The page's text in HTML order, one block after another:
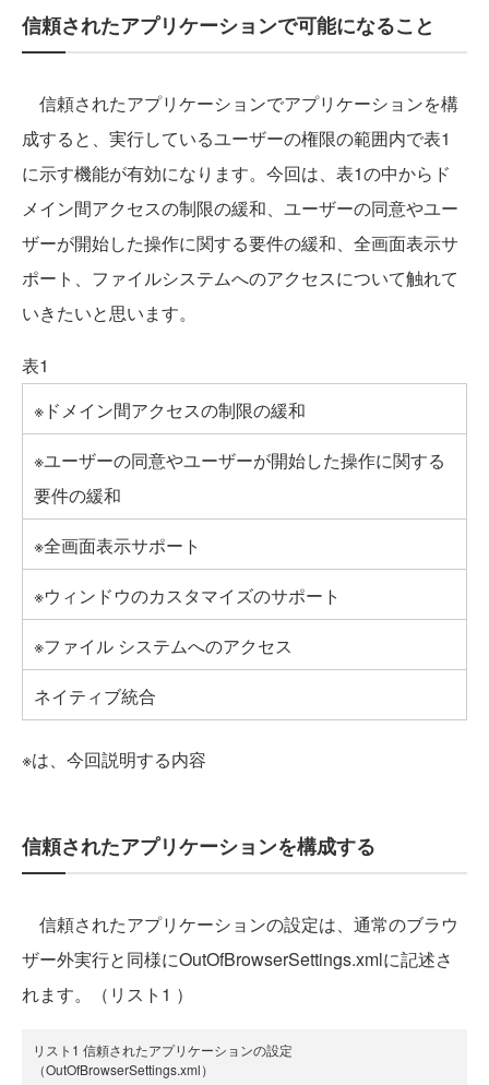
信頼されたアプリケーションで可能になること
信頼されたアプリケーションでアプリケーションを構
成すると、実行しているユーザーの権限の範囲内で表1
に示す機能が有効になります。今回は、表1の中からド
メイン間アクセスの制限の緩和、ユーザーの同意やユー
ザーが開始した操作に関する要件の緩和、全画面表示サ
ポート、ファイルシステムへのアクセスについて触れて
いきたいと思います。
表1
※ドメイン間アクセスの制限の緩和
※ユーザーの同意やユーザーが開始した操作に関する
要件の緩和
※全画面表示サポート
※ウィンドウのカスタマイズのサポート
※ファイル システムへのアクセス
ネイティブ統合
※は、今回説明する内容
信頼されたアプリケーションを構成する
信頼されたアプリケーションの設定は、通常のブラウ
ザー外実行と同様にOutOfBrowserSettings.xmlに記述さ
れます。（リスト1 ）
リスト1 信頼されたアプリケーションの設定
（OutOfBrowserSettings.xml）